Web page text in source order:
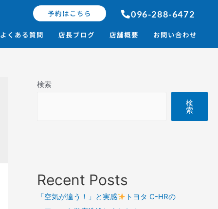
予約はこちら 096-288-6472
よくある質問 店長ブログ 店舗概要 お問い合わせ
検索
検
索
Recent Posts
「空気が違う！」と実感
トヨタ C-HRの